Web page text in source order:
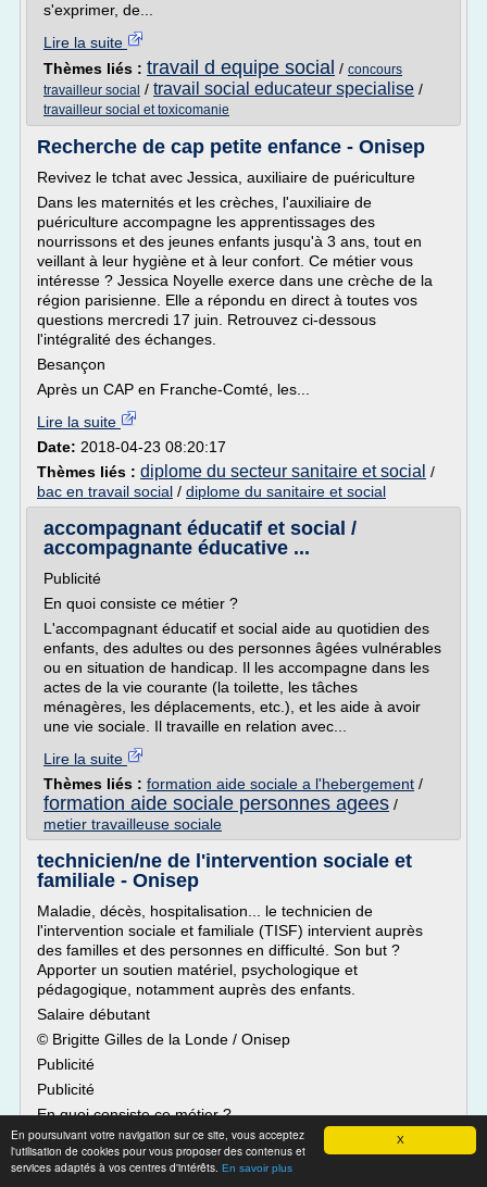
X
En poursuivant votre navigation sur ce site, vous acceptez
l'utilisation de cookies pour vous proposer des contenus et
services adaptés à vos centres d'intérêts. En savoir plus
s'exprimer, de...
Lire la suite
Thèmes liés : travail d equipe social / concours
travailleur social / travail social educateur specialise /
travailleur social et toxicomanie
Recherche de cap petite enfance - Onisep
Revivez le tchat avec Jessica, auxiliaire de puériculture
Dans les maternités et les crèches, l'auxiliaire de
puériculture accompagne les apprentissages des
nourrissons et des jeunes enfants jusqu'à 3 ans, tout en
veillant à leur hygiène et à leur confort. Ce métier vous
intéresse ? Jessica Noyelle exerce dans une crèche de la
région parisienne. Elle a répondu en direct à toutes vos
questions mercredi 17 juin. Retrouvez ci-dessous
l'intégralité des échanges.
Besançon
Après un CAP en Franche-Comté, les...
Lire la suite
Date: 2018-04-23 08:20:17
Thèmes liés : diplome du secteur sanitaire et social /
bac en travail social / diplome du sanitaire et social
accompagnant éducatif et social /
accompagnante éducative ...
Publicité
En quoi consiste ce métier ?
L'accompagnant éducatif et social aide au quotidien des
enfants, des adultes ou des personnes âgées vulnérables
ou en situation de handicap. Il les accompagne dans les
actes de la vie courante (la toilette, les tâches
ménagères, les déplacements, etc.), et les aide à avoir
une vie sociale. Il travaille en relation avec...
Lire la suite
Thèmes liés : formation aide sociale a l'hebergement /
formation aide sociale personnes agees /
metier travailleuse sociale
technicien/ne de l'intervention sociale et
familiale - Onisep
Maladie, décès, hospitalisation... le technicien de
l'intervention sociale et familiale (TISF) intervient auprès
des familles et des personnes en difficulté. Son but ?
Apporter un soutien matériel, psychologique et
pédagogique, notamment auprès des enfants.
Salaire débutant
© Brigitte Gilles de la Londe / Onisep
Publicité
Publicité
En quoi consiste ce métier ?
Allié des familles en difficulté passagère, le TISF (technicien
de l'intervention...